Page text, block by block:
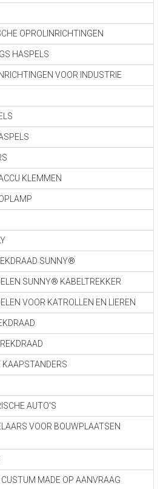
OPROLINRICHTINGEN
HASPELS
VOOR INDUSTRIE
KLEMMEN
SUNNY®
SUNNY® KABELTREKKER
VOOR KATROLLEN EN LIEREN
KAAPSTANDERS
AUTO'S
VOOR BOUWPLAATSEN
CUSTUM MADE OP AANVRAAG